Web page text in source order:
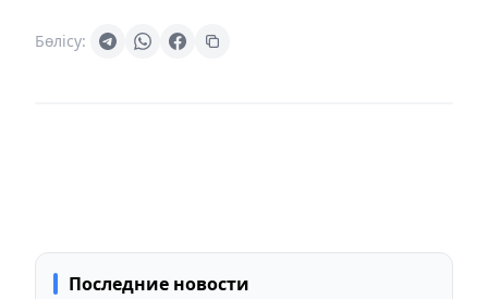
Бөлісу:
Последние новости